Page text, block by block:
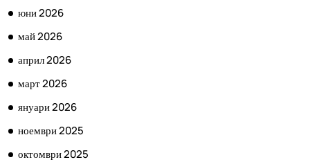
юни 2026
май 2026
април 2026
март 2026
януари 2026
ноември 2025
октомври 2025